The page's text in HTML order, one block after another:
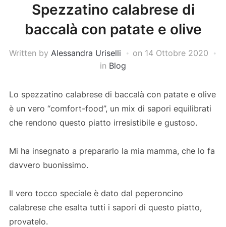
Spezzatino calabrese di
baccalà con patate e olive
Written by Alessandra Uriselli on 14 Ottobre 2020
in Blog
Lo spezzatino calabrese di baccalà con patate e olive
è un vero “comfort-food”, un mix di sapori equilibrati
che rendono questo piatto irresistibile e gustoso.
Mi ha insegnato a prepararlo la mia mamma, che lo fa
davvero buonissimo.
Il vero tocco speciale è dato dal peperoncino
calabrese che esalta tutti i sapori di questo piatto,
provatelo.